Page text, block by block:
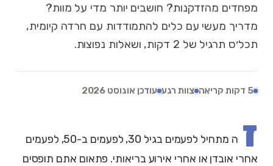
מפחדים מהזדקנות? חושבים יותר מדי על מוות?
מדריך מעשי עם כלים להתמודדות עם חרדה קיומית,
תכל׳ס תרגיל של 2 דקות, ושאלות נפוצות.
5 דקות קריאה צוות רגע עודכן אוגוסט 2026
ז
ה מתחיל לפעמים בגיל 30, לפעמים ב-50, לפעמים
אחרי אובדן או אחרי אירוע בריאותי. פתאום אתם תופסים